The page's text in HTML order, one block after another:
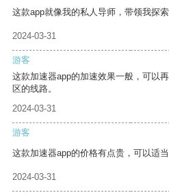
这款app就像我的私人导师，带领我探索
2024-03-31
游客
这款加速器app的加速效果一般，可以
区的线路。
2024-03-31
游客
这款加速器app的价格有点贵，可以适
2024-03-31